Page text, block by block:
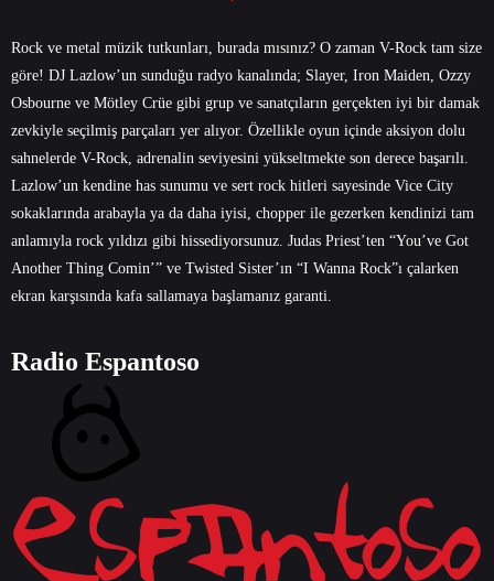
Rock ve metal müzik tutkunları, burada mısınız? O zaman V-Rock tam size
göre! DJ Lazlow’un sunduğu radyo kanalında; Slayer, Iron Maiden, Ozzy
Osbourne ve Mötley Crüe gibi grup ve sanatçıların gerçekten iyi bir damak
zevkiyle seçilmiş parçaları yer alıyor. Özellikle oyun içinde aksiyon dolu
sahnelerde V-Rock, adrenalin seviyesini yükseltmekte son derece başarılı.
Lazlow’un kendine has sunumu ve sert rock hitleri sayesinde Vice City
sokaklarında arabayla ya da daha iyisi, chopper ile gezerken kendinizi tam
anlamıyla rock yıldızı gibi hissediyorsunuz. Judas Priest’ten “You’ve Got
Another Thing Comin’” ve Twisted Sister’ın “I Wanna Rock”ı çalarken
ekran karşısında kafa sallamaya başlamanız garanti.
Radio Espantoso